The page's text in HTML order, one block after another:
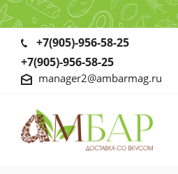
+7(905)-956-58-25
+7(905)-956-58-25
manager2@ambarmag.ru